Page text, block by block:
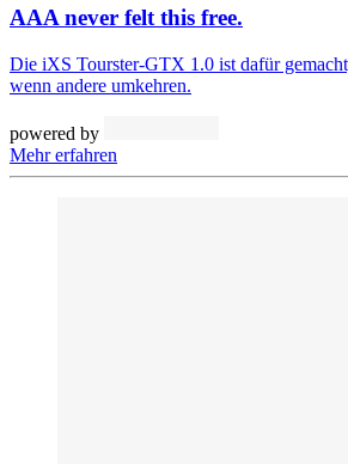
AAA never felt this free.
Die iXS Tourster-GTX 1.0 ist dafür
wenn andere umkehren.
powered by
Mehr erfahren